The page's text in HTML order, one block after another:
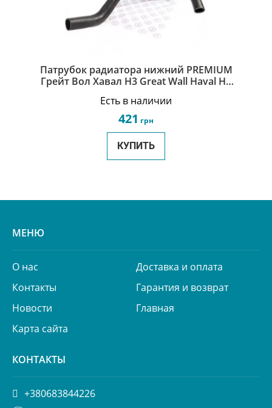
Патрубок радиатора нижний PREMIUM
Грейт Вол Хавал Н3 Great Wall Haval H3
Есть в наличии
421 грн
КУПИТЬ
МЕНЮ
О нас
Доставка и оплата
Контакты
Гарантия и возврат
Новости
Главная
Карта сайта
КОНТАКТЫ
+380683844226